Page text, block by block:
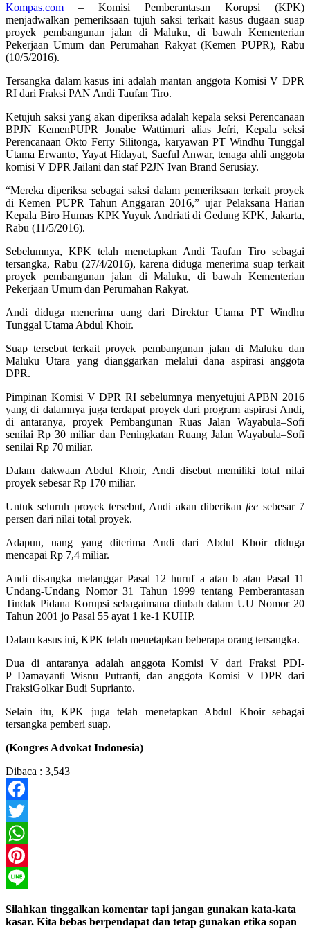
Kompas.com – Komisi Pemberantasan Korupsi (KPK)
menjadwalkan pemeriksaan tujuh saksi terkait kasus dugaan suap
proyek pembangunan jalan di Maluku, di bawah Kementerian
Pekerjaan Umum dan Perumahan Rakyat (Kemen PUPR), Rabu
(10/5/2016).
Tersangka dalam kasus ini adalah mantan anggota Komisi V DPR
RI dari Fraksi PAN Andi Taufan Tiro.
Ketujuh saksi yang akan diperiksa adalah kepala seksi Perencanaan
BPJN KemenPUPR Jonabe Wattimuri alias Jefri, Kepala seksi
Perencanaan Okto Ferry Silitonga, karyawan PT Windhu Tunggal
Utama Erwanto, Yayat Hidayat, Saeful Anwar, tenaga ahli anggota
komisi V DPR Jailani dan staf P2JN Ivan Brand Serusiay.
“Mereka diperiksa sebagai saksi dalam pemeriksaan terkait proyek
di Kemen PUPR Tahun Anggaran 2016,” ujar Pelaksana Harian
Kepala Biro Humas KPK Yuyuk Andriati di Gedung KPK, Jakarta,
Rabu (11/5/2016).
Sebelumnya, KPK telah menetapkan Andi Taufan Tiro sebagai
tersangka, Rabu (27/4/2016), karena diduga menerima suap terkait
proyek pembangunan jalan di Maluku, di bawah Kementerian
Pekerjaan Umum dan Perumahan Rakyat.
Andi diduga menerima uang dari Direktur Utama PT Windhu
Tunggal Utama Abdul Khoir.
Suap tersebut terkait proyek pembangunan jalan di Maluku dan
Maluku Utara yang dianggarkan melalui dana aspirasi anggota
DPR.
Pimpinan Komisi V DPR RI sebelumnya menyetujui APBN 2016
yang di dalamnya juga terdapat proyek dari program aspirasi Andi,
di antaranya, proyek Pembangunan Ruas Jalan Wayabula–Sofi
senilai Rp 30 miliar dan Peningkatan Ruang Jalan Wayabula–Sofi
senilai Rp 70 miliar.
Dalam dakwaan Abdul Khoir, Andi disebut memiliki total nilai
proyek sebesar Rp 170 miliar.
Untuk seluruh proyek tersebut, Andi akan diberikanfee sebesar 7
persen dari nilai total proyek.
Adapun, uang yang diterima Andi dari Abdul Khoir diduga
mencapai Rp 7,4 miliar.
Andi disangka melanggar Pasal 12 huruf a atau b atau Pasal 11
Undang-Undang Nomor 31 Tahun 1999 tentang Pemberantasan
Tindak Pidana Korupsi sebagaimana diubah dalam UU Nomor 20
Tahun 2001 jo Pasal 55 ayat 1 ke-1 KUHP.
Dalam kasus ini, KPK telah menetapkan beberapa orang tersangka.
Dua di antaranya adalah anggota Komisi V dari Fraksi PDI-
P Damayanti Wisnu Putranti, dan anggota Komisi V DPR dari
FraksiGolkar Budi Suprianto.
Selain itu, KPK juga telah menetapkan Abdul Khoir sebagai
tersangka pemberi suap.
(Kongres Advokat Indonesia)
Dibaca : 3,543
Facebook
Twitter
WhatsApp
Pinterest
Silahkan tinggalkan komentar tapi jangan gunakan kata-kata
kasar. Kita bebas berpendapat dan tetap gunakan etika sopan